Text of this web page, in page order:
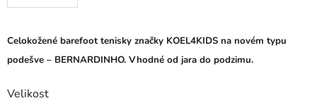
Celokožené barefoot tenisky značky KOEL4KIDS na novém typu
podešve – BERNARDINHO. Vhodné od jara do podzimu.
Velikost